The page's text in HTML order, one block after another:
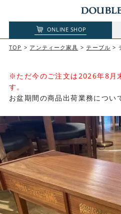
ONLINE SHOP
TOP アンティーク家具 テーブル
※ただ今のご注文は2026年8月
す。
お盆期間の商品出荷業務につい